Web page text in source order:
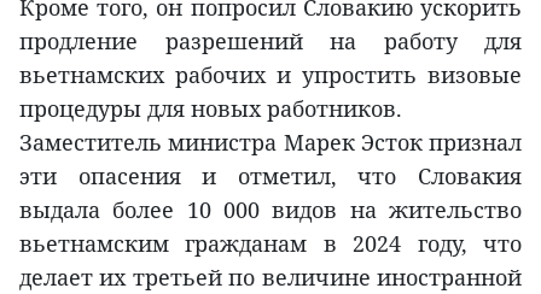
Кроме того, он попросил Словакию ускорить
продление разрешений на работу для
вьетнамских рабочих и упростить визовые
процедуры для новых работников.
Заместитель министра Марек Эсток признал
эти опасения и отметил, что Словакия
выдала более 10 000 видов на жительство
вьетнамским гражданам в 2024 году, что
делает их третьей по величине иностранной